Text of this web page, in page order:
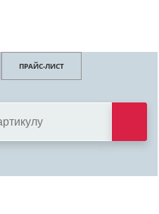
ПРАЙС-ЛИСТ